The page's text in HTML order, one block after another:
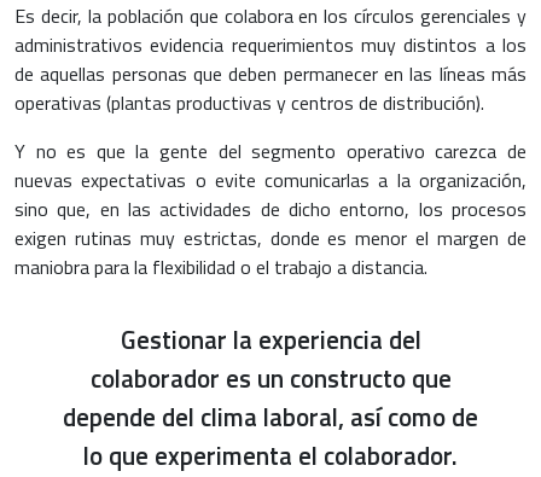
Es decir, la población que colabora en los círculos gerenciales y
administrativos evidencia requerimientos muy distintos a los
de aquellas personas que deben permanecer en las líneas más
operativas (plantas productivas y centros de distribución).
Y no es que la gente del segmento operativo carezca de
nuevas expectativas o evite comunicarlas a la organización,
sino que, en las actividades de dicho entorno, los procesos
exigen rutinas muy estrictas, donde es menor el margen de
maniobra para la flexibilidad o el trabajo a distancia.
Gestionar la experiencia del
colaborador es un constructo que
depende del clima laboral, así como de
lo que experimenta el colaborador.